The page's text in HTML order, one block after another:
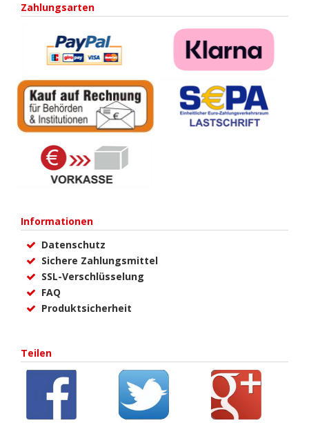
Zahlungsarten
Informationen
Datenschutz
Sichere Zahlungsmittel
SSL-Verschlüsselung
FAQ
Produktsicherheit
Teilen